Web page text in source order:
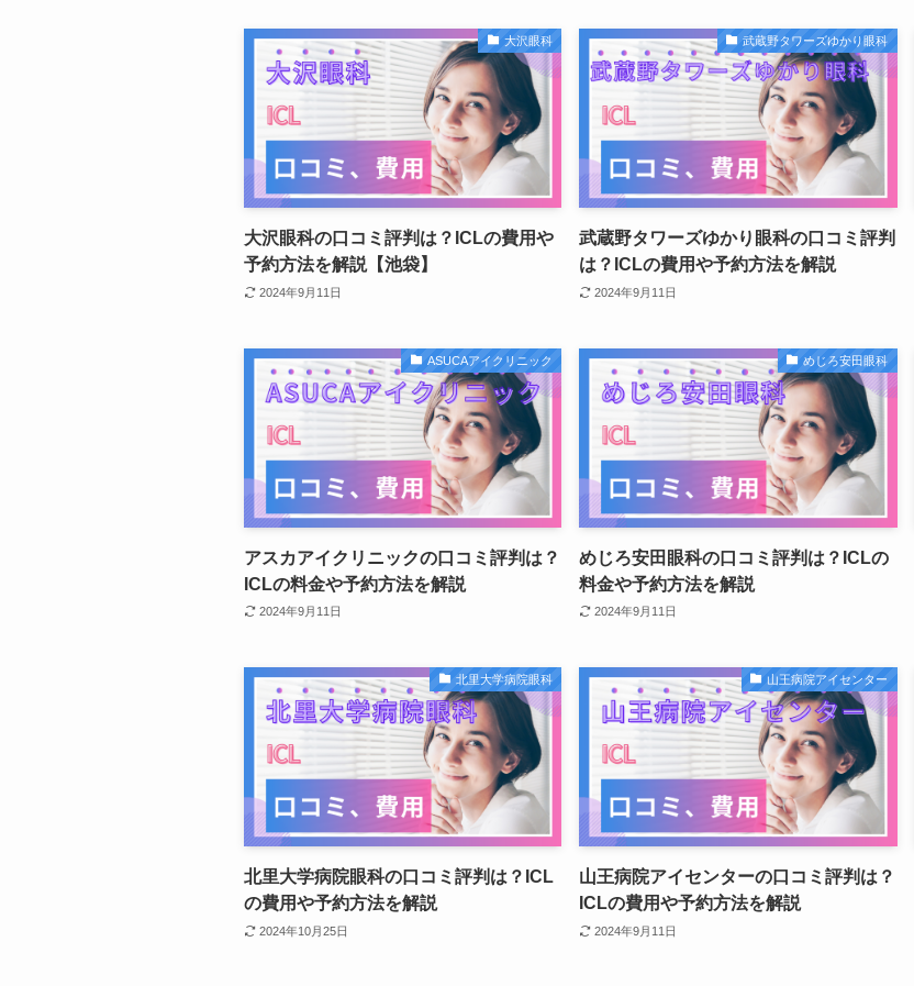
大沢眼科
大沢眼科の口コミ評判は？ICLの費用や
予約方法を解説【池袋】
2024年9月11日
武蔵野タワーズゆかり眼科
武蔵野タワーズゆかり眼科の口コミ評判
は？ICLの費用や予約方法を解説
2024年9月11日
ASUCAアイクリニック
アスカアイクリニックの口コミ評判は？
ICLの料金や予約方法を解説
2024年9月11日
めじろ安田眼科
めじろ安田眼科の口コミ評判は？ICLの
料金や予約方法を解説
2024年9月11日
北里大学病院眼科
北里大学病院眼科の口コミ評判は？ICL
の費用や予約方法を解説
2024年10月25日
山王病院アイセンター
山王病院アイセンターの口コミ評判は？
ICLの費用や予約方法を解説
2024年9月11日